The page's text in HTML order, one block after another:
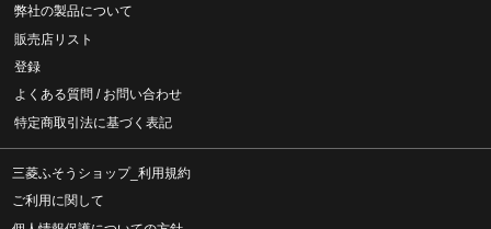
弊社の製品について
販売店リスト
登録
よくある質問 / お問い合わせ
特定商取引法に基づく表記
三菱ふそうショップ_利用規約
ご利用に関して